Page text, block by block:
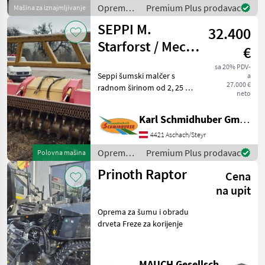
Mašina za iznajmljivanje
DOC/DPF * Hydrostatischer
Antrieb T
Oprema
za šumu i
obradu
drveta /
FAE
Premium Plus prodavac
Polovna mašina
SEPPI M.
Starforst / Mecc
32.400
€
sa 20% PDV-
a
27.000 €
neto
Seppi šumski malčer s
radnom širinom od 2, 25 m,
traktorima do 260 KS, s
ADAM nagibnim mjenjačem,
hidrauličkim zaklopc
Karl Schmidhuber GmbH
4421 Aschach/Steyr
Oprema
za šumu i
obradu
Premium Plus prodavac
Prinoth Raptor
Cena
na upit
Oprema za šumu i obradu
drveta Freze za korijenje